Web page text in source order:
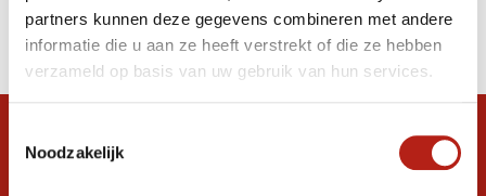
partners kunnen deze gegevens combineren met andere
informatie die u aan ze heeft verstrekt of die ze hebben
verzameld op basis van uw gebruik van hun services.
Noodzakelijk
Filter